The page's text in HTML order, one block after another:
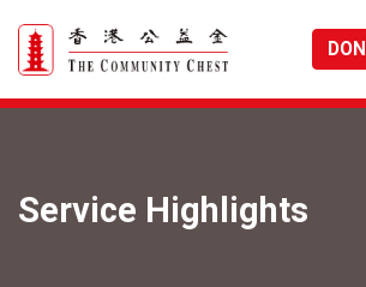
Service Highlights